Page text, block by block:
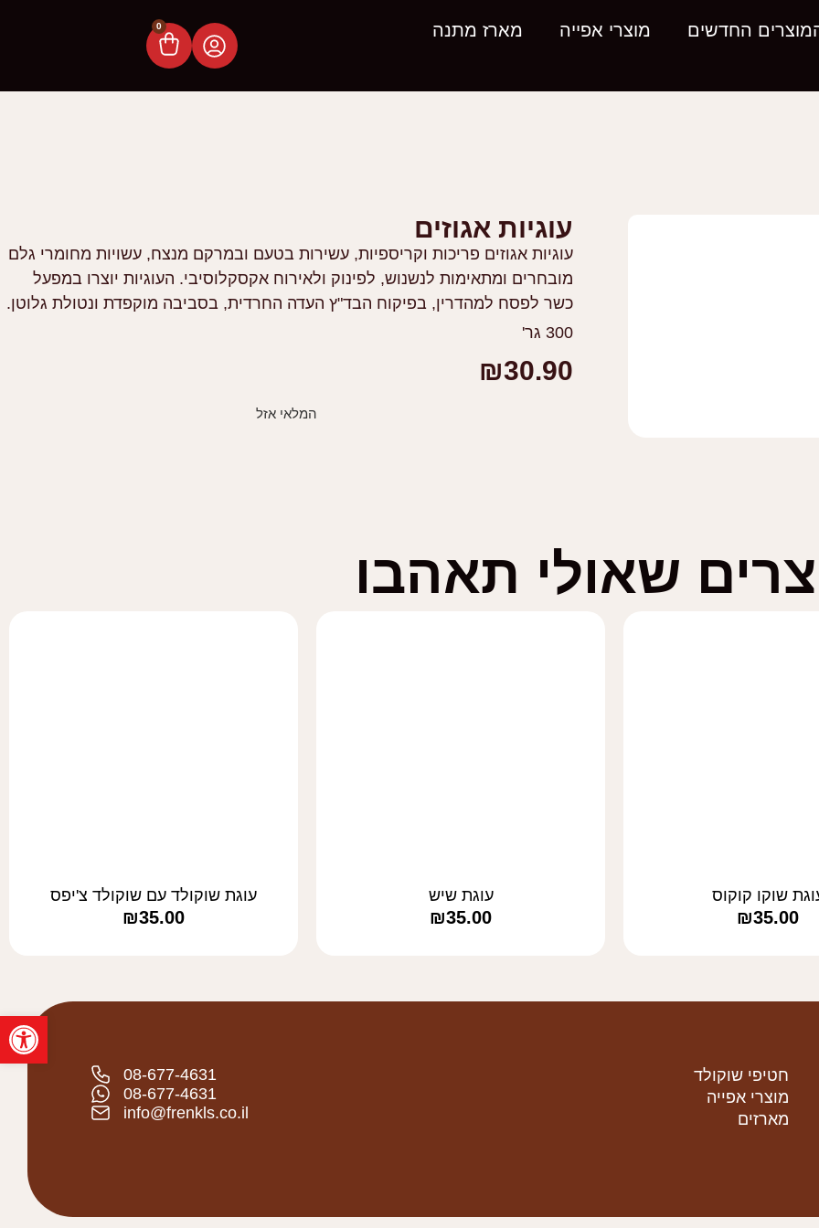
החדשים מוצרי אפייה מארז מתנה 0
עוגיות אגוזים
עוגיות אגוזים פריכות וקריספיות, עשירות בטעם ובמרקם מנצח, עשויות מחומרי גלם
מובחרים ומתאימות לנשנוש, לפינוק ולאירוח אקסקלוסיבי. העוגיות יוצרו במפעל
כשר לפסח למהדרין, בפיקוח הבד"ץ העדה החרדית, בסביבה מוקפדת ונטולת גלוטן.
300 גר'
₪30.90
המלאי אזל
שאולי תאהבו
שוקו קוקוס
₪35.00
עוגת שיש
₪35.00
עוגת שוקולד עם שוקולד צ'יפס
₪35.00
חטיפי שוקולד
מוצרי אפייה
מארזים
08-677-4631
08-677-4631
info@frenkls.co.il